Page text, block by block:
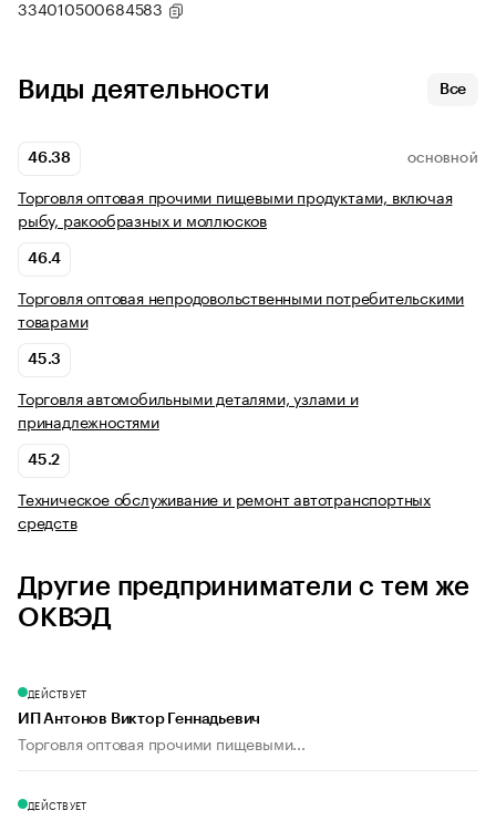
334010500684583
Виды деятельности Все
46.38 ОСНОВНОЙ
Торговля оптовая прочими пищевыми продуктами, включая
рыбу, ракообразных и моллюсков
46.4
Торговля оптовая непродовольственными потребительскими
товарами
45.3
Торговля автомобильными деталями, узлами и
принадлежностями
45.2
Техническое обслуживание и ремонт автотранспортных
средств
Другие предприниматели с тем же
ОКВЭД
ДЕЙСТВУЕТ
ИП Антонов Виктор Геннадьевич
Торговля оптовая прочими пищевыми...
ДЕЙСТВУЕТ